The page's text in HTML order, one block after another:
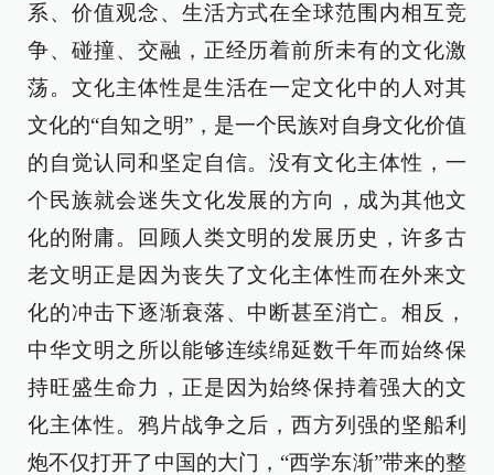
系、价值观念、生活方式在全球范围内相互竞
争、碰撞、交融，正经历着前所未有的文化激
荡。文化主体性是生活在一定文化中的人对其
文化的“自知之明”，是一个民族对自身文化价值
的自觉认同和坚定自信。没有文化主体性，一
个民族就会迷失文化发展的方向，成为其他文
化的附庸。回顾人类文明的发展历史，许多古
老文明正是因为丧失了文化主体性而在外来文
化的冲击下逐渐衰落、中断甚至消亡。相反，
中华文明之所以能够连续绵延数千年而始终保
持旺盛生命力，正是因为始终保持着强大的文
化主体性。鸦片战争之后，西方列强的坚船利
炮不仅打开了中国的大门，“西学东渐”带来的整